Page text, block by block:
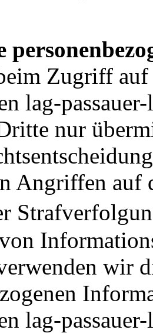
Zugriff auf
lag-
nur
Angriffen auf
wir
lag-